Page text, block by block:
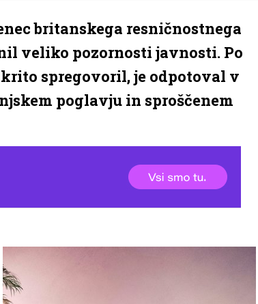
britanskega resničnostnega
veliko pozornosti javnosti. Po
spregovoril, je odpotoval v
poglavju in sproščenem